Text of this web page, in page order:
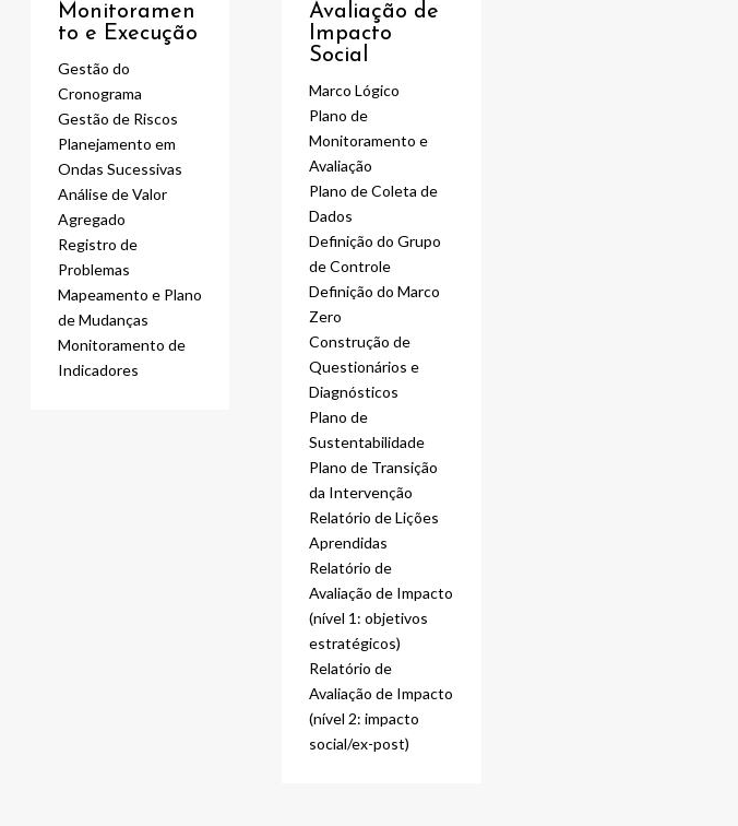
Monitoramen
to e Execução
Gestão do
Cronograma
Gestão de Riscos
Planejamento em
Ondas Sucessivas
Análise de Valor
Agregado
Registro de
Problemas
Mapeamento e Plano
de Mudanças
Monitoramento de
Indicadores
Avaliação de
Impacto
Social
Marco Lógico
Plano de
Monitoramento e
Avaliação
Plano de Coleta de
Dados
Definição do Grupo
de Controle
Definição do Marco
Zero
Construção de
Questionários e
Diagnósticos
Plano de
Sustentabilidade
Plano de Transição
da Intervenção
Relatório de Lições
Aprendidas
Relatório de
Avaliação de Impacto
(nível 1: objetivos
estratégicos)
Relatório de
Avaliação de Impacto
(nível 2: impacto
social/ex-post)